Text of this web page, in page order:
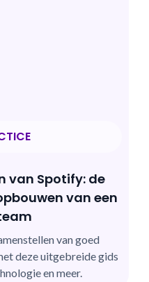
van Spotify: de
van een
van goed
deze uitgebreide gids
en meer.